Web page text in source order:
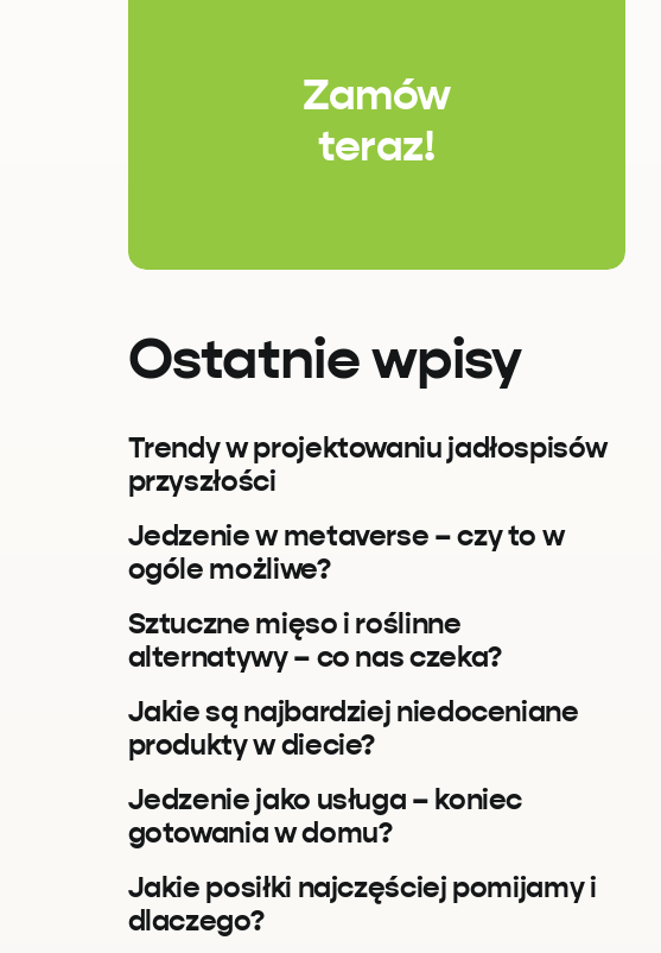
Zamów
teraz!
Ostatnie wpisy
Trendy w projektowaniu jadłospisów
przyszłości
Jedzenie w metaverse – czy to w
ogóle możliwe?
Sztuczne mięso i roślinne
alternatywy – co nas czeka?
Jakie są najbardziej niedoceniane
produkty w diecie?
Jedzenie jako usługa – koniec
gotowania w domu?
Jakie posiłki najczęściej pomijamy i
dlaczego?